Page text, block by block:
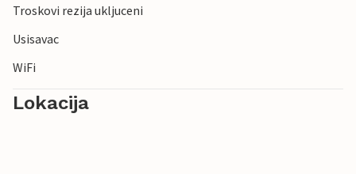
Troskovi rezija ukljuceni
Usisavac
WiFi
Lokacija